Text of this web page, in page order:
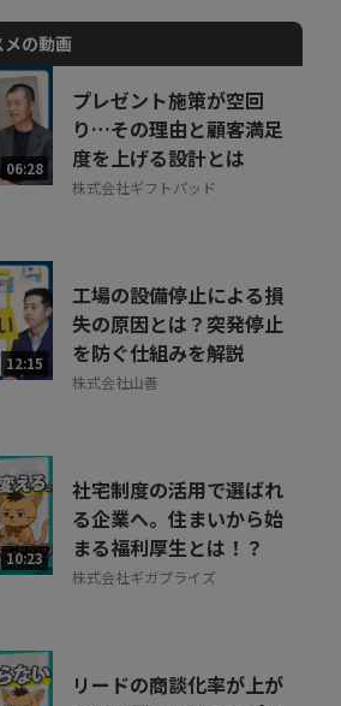
使ってみよう！と思い立っても、気軽に
す。
ことがあるからです。
上での注意点は、こちらの動画でご紹介
ください。
しているサービスについて
談・ご質問いただけます！
秒でお申し込み可能
を希望する 無料
の動画
06:28
プレゼント施策が空回
り…その理由と顧客満足
度を上げる設計とは
株式会社ギフトパッド
12:15
工場の設備停止による損
失の原因とは？突発停止
を防ぐ仕組みを解説
株式会社山善
10:23
社宅制度の活用で選ばれ
る企業へ。住まいから始
まる福利厚生とは！？
株式会社ギガプライズ
リードの商談化率が上が